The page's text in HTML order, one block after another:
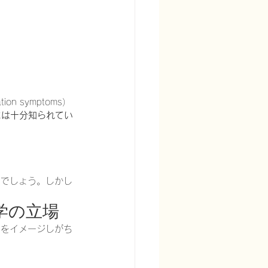
symptoms）
十分知られてい
しょう。しかし
の立場
イメージしがち